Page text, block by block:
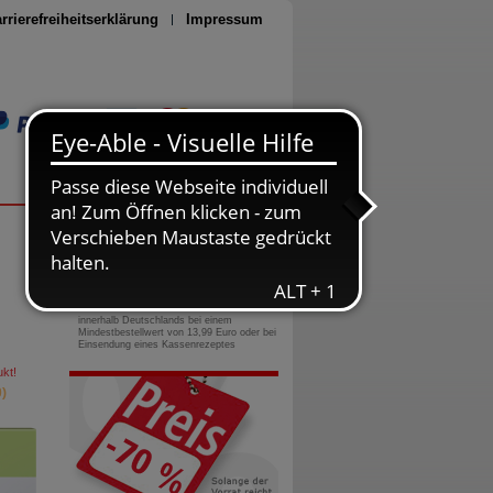
Impressum
Seite drucken
0800-10 11 422
gebührenfreie Rufnummer
innerhalb Deutschlands bei einem
Mindestbestellwert von 13,99 Euro oder bei
Einsendung eines Kassenrezeptes